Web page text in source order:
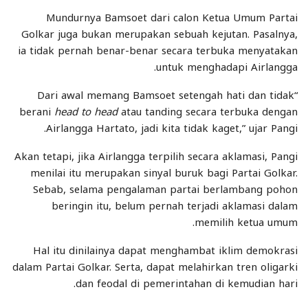
Mundurnya Bamsoet dari calon Ketua Umum Partai
Golkar juga bukan merupakan sebuah kejutan. Pasalnya,
ia tidak pernah benar-benar secara terbuka menyatakan
untuk menghadapi Airlangga.
“Dari awal memang Bamsoet setengah hati dan tidak
berani head to headatau tanding secara terbuka dengan
Airlangga Hartato, jadi kita tidak kaget,” ujar Pangi.
Akan tetapi, jika Airlangga terpilih secara aklamasi, Pangi
menilai itu merupakan sinyal buruk bagi Partai Golkar.
Sebab, selama pengalaman partai berlambang pohon
beringin itu, belum pernah terjadi aklamasi dalam
memilih ketua umum.
Hal itu dinilainya dapat menghambat iklim demokrasi
dalam Partai Golkar. Serta, dapat melahirkan tren oligarki
dan feodal di pemerintahan di kemudian hari.